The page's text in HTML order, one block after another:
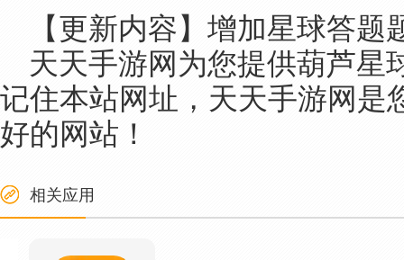
【更新内容】增加星球答
天天手游网为您提供葫芦星
记住本站网址，天天手游网是
好的网站！
相关应用